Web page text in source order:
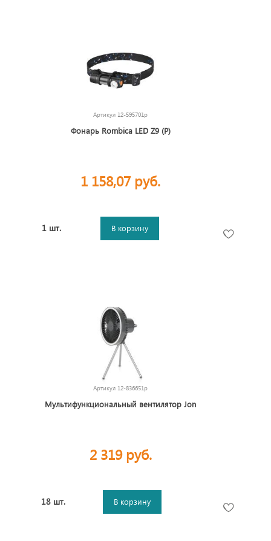
Артикул 12-595701p
Фонарь Rombica LED Z9 (Р)
1 158,07 руб.
1 шт. В корзину
Артикул 12-836651p
Мультифункциональный вентилятор Jon
2 319 руб.
18 шт. В корзину